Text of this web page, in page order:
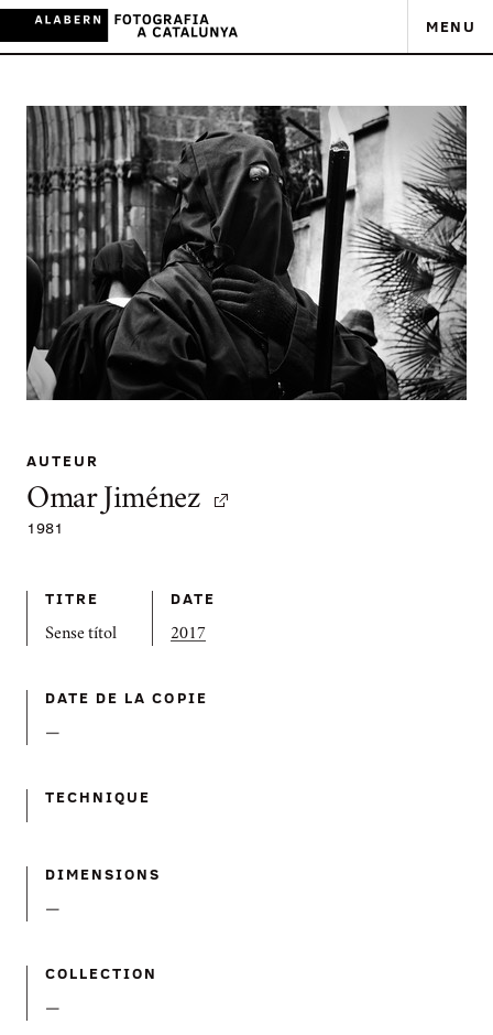
MENU
AUTEUR
Omar Jiménez
1981
TITRE
Sense títol
DATE
2017
DATE DE LA COPIE
—
TECHNIQUE
DIMENSIONS
—
COLLECTION
—